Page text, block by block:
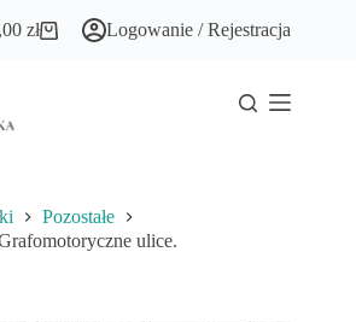
zł Logowanie / Rejestracja
Pozostałe
ulice.